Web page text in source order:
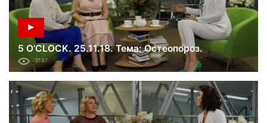
5 O’CLOCK. 25.11.18. Тема: Остеопороз.
3197